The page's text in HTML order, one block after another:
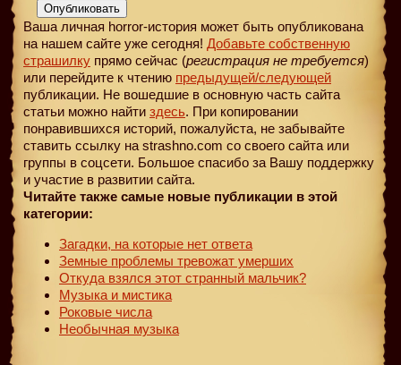
Опубликовать
Ваша личная horror-история может быть опубликована
на нашем сайте уже сегодня! Добавьте собственную
страшилку прямо сейчас (регистрация не требуется)
или перейдите к чтению предыдущей/следующей
публикации. Не вошедшие в основную часть сайта
статьи можно найти здесь. При копировании
понравившихся историй, пожалуйста, не забывайте
ставить ссылку на strashno.com со своего сайта или
группы в соцсети. Большое спасибо за Вашу поддержку
и участие в развитии сайта.
Читайте также самые новые публикации в этой
категории:
Загадки, на которые нет ответа
Земные проблемы тревожат умерших
Откуда взялся этот странный мальчик?
Музыка и мистика
Роковые числа
Необычная музыка